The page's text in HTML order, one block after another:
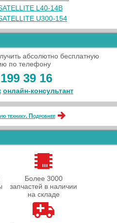
L40-14B
U300-154
абсолютно бесплатную
по телефону
39 16
онлайн‑консультант
технику. Подробнее
Более 3000
запчастей в наличии
на складе